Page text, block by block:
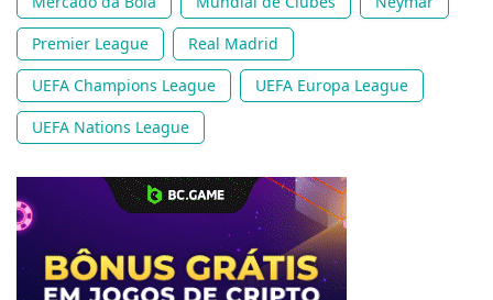
Premier League
Real Madrid
UEFA Champions League
UEFA Europa League
UEFA Nations League